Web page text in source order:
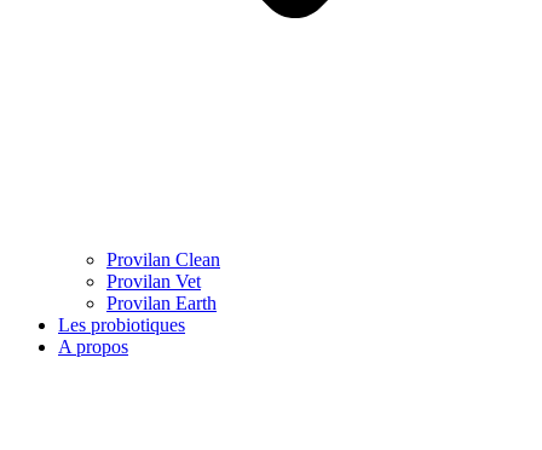
Provilan Clean
Provilan Vet
Provilan Earth
Les probiotiques
A propos